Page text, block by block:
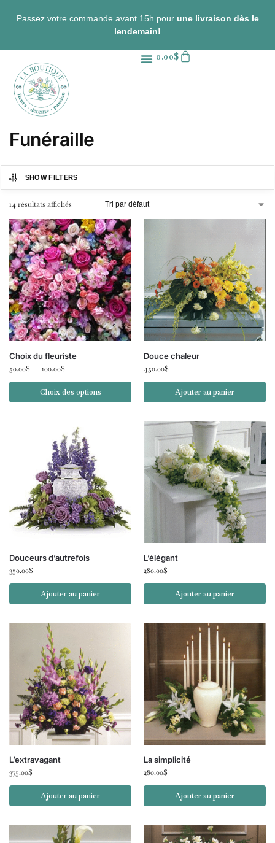
Passez votre commande avant 15h pour une livraison dès le
lendemain!
0.00$
Funéraille
SHOW FILTERS
14 résultats affichés
Choix du fleuriste
50.00$ – 100.00$
Choix des options
Douce chaleur
450.00$
Ajouter au panier
Douceurs d’autrefois
350.00$
Ajouter au panier
L’élégant
280.00$
Ajouter au panier
L’extravagant
375.00$
Ajouter au panier
La simplicité
280.00$
Ajouter au panier